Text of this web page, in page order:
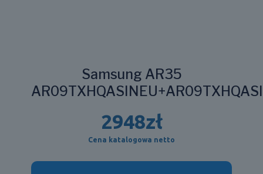
Samsung AR35
2948zł
Cena katalogowa netto